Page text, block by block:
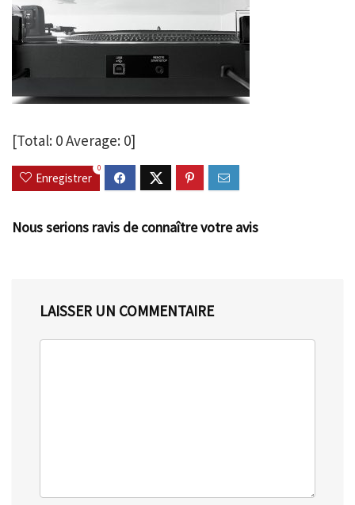
[Total: 0Average: 0]
Enregistrer
0
Nous serions ravis de connaître votre avis
LAISSER UN COMMENTAIRE